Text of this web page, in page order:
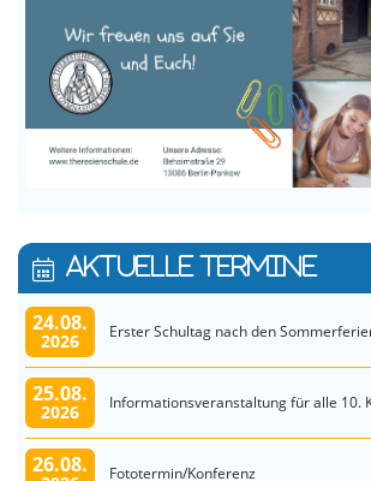
AKTUELLE TERMINE
24.08.
2026 Erster Schultag nach den
25.08.
2026 Informationsveranstaltung für alle 10.
26.08. Fototermin/Konferenz